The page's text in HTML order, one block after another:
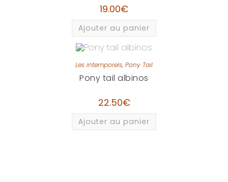
19.00€
Ajouter au panier
Les intemporels, Pony Tail
Pony tail albinos
22.50€
Ajouter au panier